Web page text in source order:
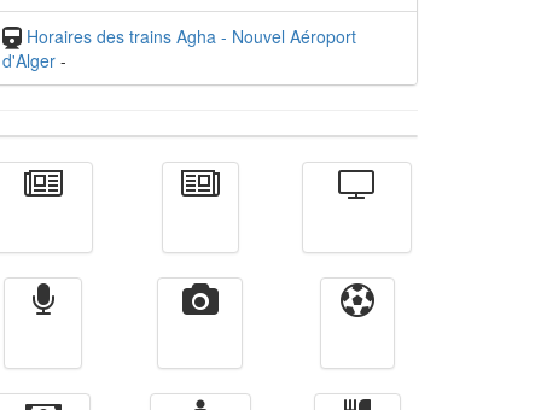
Horaires des trains Agha - Nouvel Aéroport
d'Alger -